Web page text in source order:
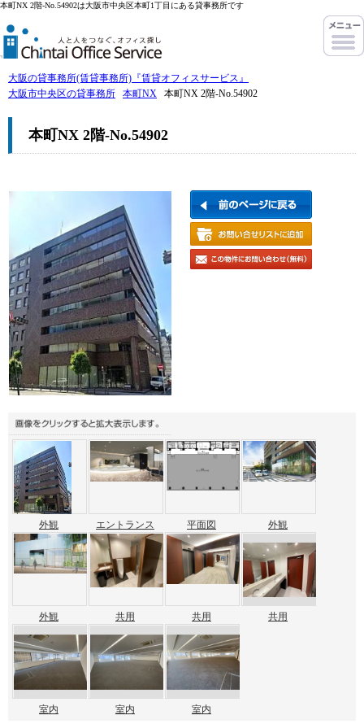
本町NX 2階-No.54902は大阪市中央区本町1丁目にある貸事務所です
大阪の貸事務所(賃貸事務所)『賃貸オフィスサービス』
大阪市中央区の貸事務所
本町NX 本町NX 2階-No.54902
本町NX 2階-No.54902
外観 エントランス 平面図 外観
外観 共用 共用 共用
室内 室内 室内